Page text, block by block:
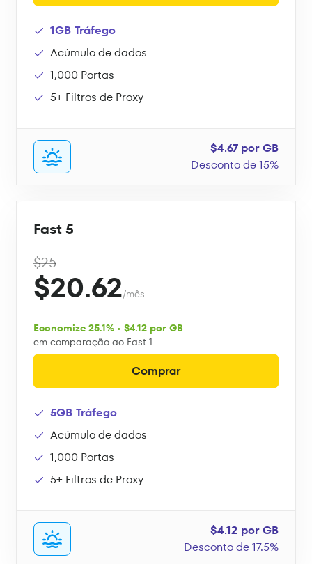
1GB Tráfego
Acúmulo de dados
1,000 Portas
5+ Filtros de Proxy
$4.67 por GB
Desconto de 15%
Fast 5
$25
$20.62/mês
Economize 25.1% • $4.12 por GB
em comparação ao Fast 1
Comprar
5GB Tráfego
Acúmulo de dados
1,000 Portas
5+ Filtros de Proxy
$4.12 por GB
Desconto de 17.5%